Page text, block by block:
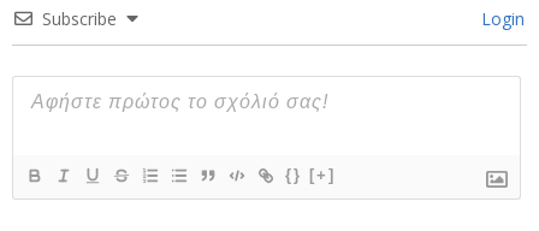
Subscribe Login
{} [+]